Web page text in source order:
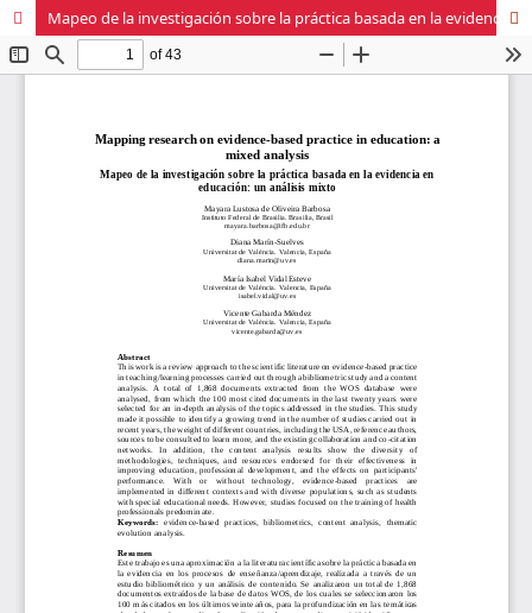
Mapeo de la investigación sobre la práctica basada en la evidencia en educación: un análisis mixto